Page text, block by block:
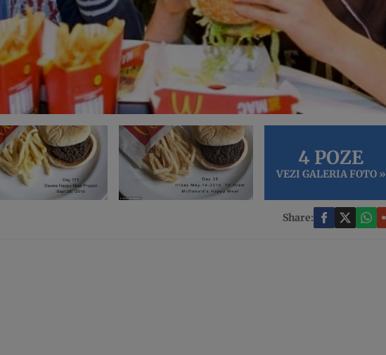
4 POZE
VEZI GALERIA FOTO »
Share: